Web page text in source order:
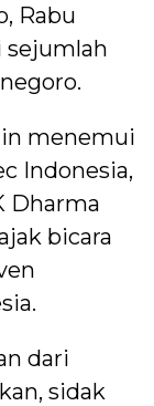
Rabu
sejumlah
menemui
Indonesia,
Dharma
bicara
dari
sidak